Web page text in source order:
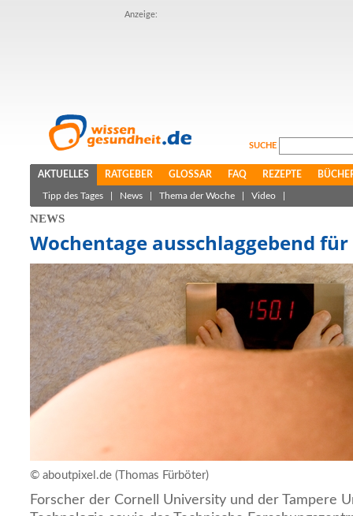
Anzeige:
SUCHE
AKTUELLES RATGEBER GLOSSAR FAQ REZEPTE
Tipp des Tages News Thema der Woche Video
NEWS
Wochentage ausschlaggebend
© aboutpixel.de (Thomas Fürböter)
Forscher der Cornell University und der Tampere